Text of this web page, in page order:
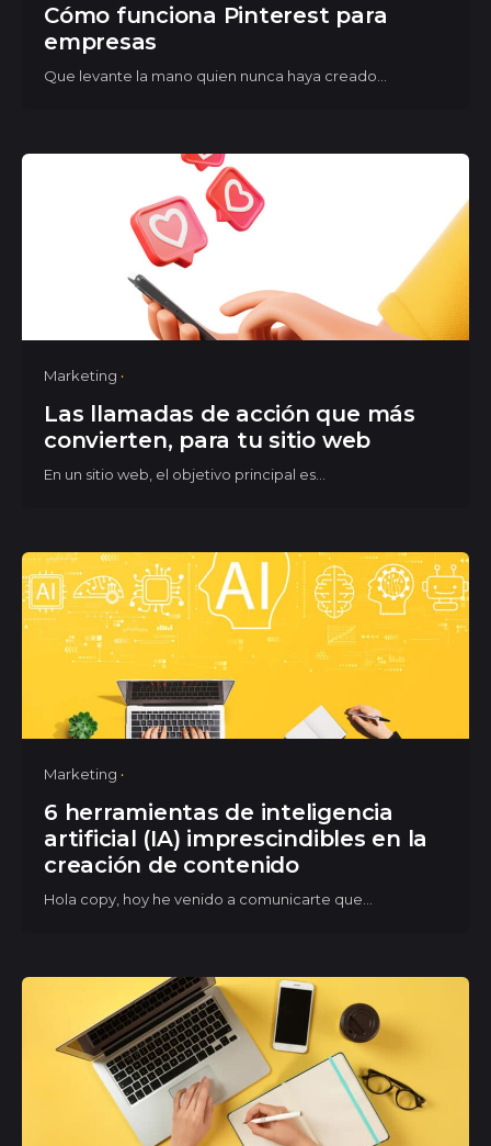
Cómo funciona Pinterest para
empresas
Que levante la mano quien nunca haya creado...
Marketing
Las llamadas de acción que más
convierten, para tu sitio web
En un sitio web, el objetivo principal es...
Marketing
6 herramientas de inteligencia
artificial (IA) imprescindibles en la
creación de contenido
Hola copy, hoy he venido a comunicarte que...